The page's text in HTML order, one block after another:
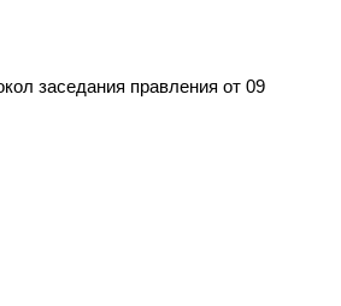
заседания правления от 09